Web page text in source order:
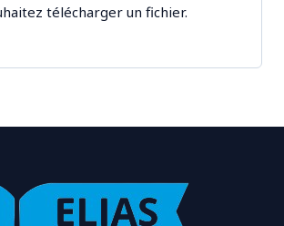
télécharger un fichier.